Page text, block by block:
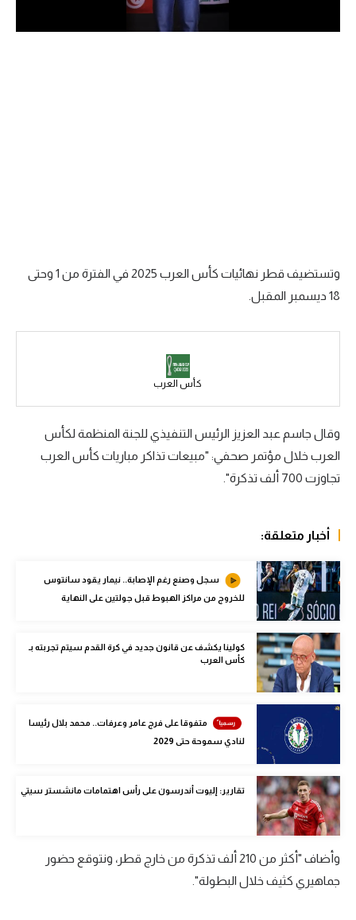
الدوري المصري
الكرة الأوروبية
الكرة الإفريقية
الدوري الإسباني
دوري أبطال أوروبا
أمم إفريقيا
كرة السلة الأمريكية
كرة سلة
كرة يد
الوطن العربي
في المونديال
رياضة نسائية
آسيا
وتستضيف قطر نهائيات كأس العرب 2025 في الفترة من 1 وحتى
18 ديسمبر المقبل.
كأس العرب
وقال جاسم عبد العزيز الرئيس التنفيذي للجنة المنظمة لكأس
العرب خلال مؤتمر صحفي: "مبيعات تذاكر مباريات كأس العرب
تجاوزت 700 ألف تذكرة".
أخبار متعلقة:
سجل وصنع رغم الإصابة.. نيمار يقود سانتوس
للخروج من مراكز الهبوط قبل جولتين على النهاية
كولينا يكشف عن قانون جديد في كرة القدم سيتم تجربته بـ
كأس العرب
متفوقا على فرج عامر وعرفات.. محمد بلال رئيسا
لنادي سموحة حتى 2029
تقارير: إليوت أندرسون على رأس اهتمامات مانشستر سيتي
وأضاف "أكثر من 210 ألف تذكرة من خارج قطر، ونتوقع حضور
جماهيري كثيف خلال البطولة".